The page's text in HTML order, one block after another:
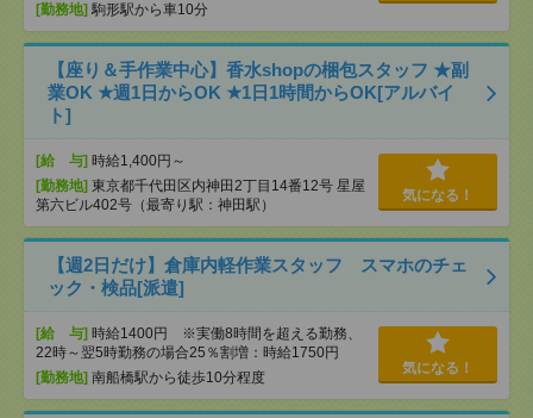
[勤務地] 駒形駅から車10分
【座り＆手作業中心】香水shopの梱包スタッフ ★副
業OK ★週1日からOK ★1日1時間からOK[アルバイ
ト]
[給 与] 時給1,400円～
[勤務地] 東京都千代田区内神田2丁目14番12号 星屋
第六ビル402号（最寄り駅：神田駅）
気になる！
【週2日だけ】倉庫内軽作業スタッフ スマホのチェ
ック・検品[派遣]
[給 与] 時給1400円 ※実働8時間を超える勤務、
22時～翌5時勤務の場合25％割増：時給1750円
[勤務地] 南船橋駅から徒歩10分程度
気になる！